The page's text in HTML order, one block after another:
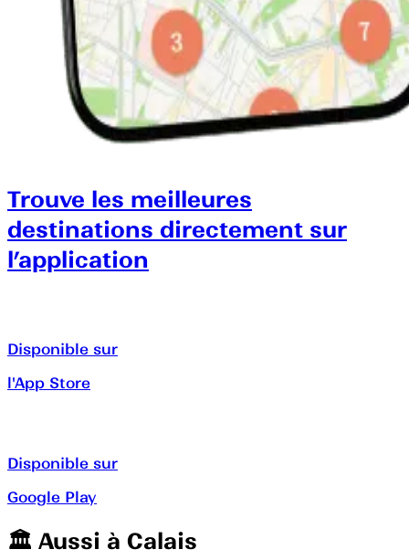
Trouve les meilleures
destinations directement sur
l’application
Disponible sur
l'App Store
Disponible sur
Google Play
🏛️️ Aussi à Calais